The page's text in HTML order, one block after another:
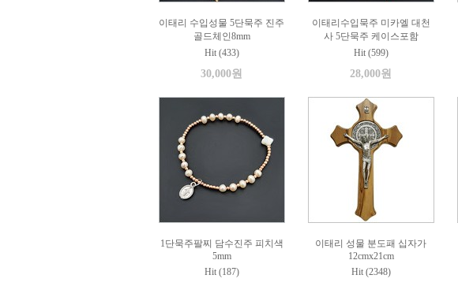
이태리 수입성물 5단묵주 진주
골드체인8mm
Hit (433)
30,000원
이태리수입묵주 미카엘 대천
사 5단묵주 케이스포함
Hit (599)
28,000원
1단묵주팔찌 담수진주 피치색
5mm
Hit (187)
이태리 성물 분도패 십자가
12cmx21cm
Hit (2348)